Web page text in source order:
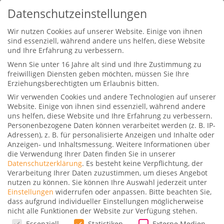
American Express Gold Card aus
Metall – jetzt auch in Rosé Gold
erhältlich
Gepostet vonDominik|11. März 2025|6 |
DieAmerican Express Gold Cardbekommt ein
Datenschutzeinstellungen
Wir nutzen Cookies auf unserer Website. Einige von ihnen
sind essenziell, während andere uns helfen, diese Website
und Ihre Erfahrung zu verbessern.
Wenn Sie unter 16 Jahre alt sind und Ihre Zustimmung zu
freiwilligen Diensten geben möchten, müssen Sie Ihre
Erziehungsberechtigten um Erlaubnis bitten.
Wir verwenden Cookies und andere Technologien auf unserer
Website. Einige von ihnen sind essenziell, während andere
uns helfen, diese Website und Ihre Erfahrung zu verbessern.
Personenbezogene Daten können verarbeitet werden (z. B. IP-
Adressen), z. B. für personalisierte Anzeigen und Inhalte oder
Anzeigen- und Inhaltsmessung. Weitere Informationen über
die Verwendung Ihrer Daten finden Sie in unserer
Datenschutzerklärung. Es besteht keine Verpflichtung, der
Verarbeitung Ihrer Daten zuzustimmen, um dieses Angebot
nutzen zu können. Sie können Ihre Auswahl jederzeit unter
Einstellungen widerrufen oder anpassen. Bitte beachten Sie,
dass aufgrund individueller Einstellungen möglicherweise
nicht alle Funktionen der Website zur Verfügung stehen.
Datenschutzeinstellungen